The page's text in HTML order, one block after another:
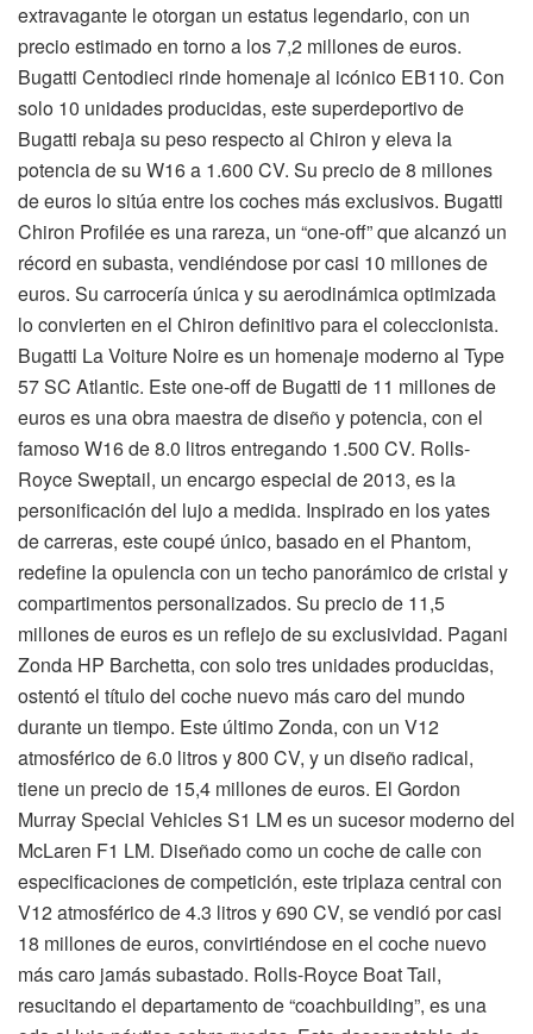
extravagante le otorgan un estatus legendario, con un
precio estimado en torno a los 7,2 millones de euros.
Bugatti Centodieci rinde homenaje al icónico EB110. Con
solo 10 unidades producidas, este superdeportivo de
Bugatti rebaja su peso respecto al Chiron y eleva la
potencia de su W16 a 1.600 CV. Su precio de 8 millones
de euros lo sitúa entre los coches más exclusivos. Bugatti
Chiron Profilée es una rareza, un “one-off” que alcanzó un
récord en subasta, vendiéndose por casi 10 millones de
euros. Su carrocería única y su aerodinámica optimizada
lo convierten en el Chiron definitivo para el coleccionista.
Bugatti La Voiture Noire es un homenaje moderno al Type
57 SC Atlantic. Este one-off de Bugatti de 11 millones de
euros es una obra maestra de diseño y potencia, con el
famoso W16 de 8.0 litros entregando 1.500 CV. Rolls-
Royce Sweptail, un encargo especial de 2013, es la
personificación del lujo a medida. Inspirado en los yates
de carreras, este coupé único, basado en el Phantom,
redefine la opulencia con un techo panorámico de cristal y
compartimentos personalizados. Su precio de 11,5
millones de euros es un reflejo de su exclusividad. Pagani
Zonda HP Barchetta, con solo tres unidades producidas,
ostentó el título del coche nuevo más caro del mundo
durante un tiempo. Este último Zonda, con un V12
atmosférico de 6.0 litros y 800 CV, y un diseño radical,
tiene un precio de 15,4 millones de euros. El Gordon
Murray Special Vehicles S1 LM es un sucesor moderno del
McLaren F1 LM. Diseñado como un coche de calle con
especificaciones de competición, este triplaza central con
V12 atmosférico de 4.3 litros y 690 CV, se vendió por casi
18 millones de euros, convirtiéndose en el coche nuevo
más caro jamás subastado. Rolls-Royce Boat Tail,
resucitando el departamento de “coachbuilding”, es una